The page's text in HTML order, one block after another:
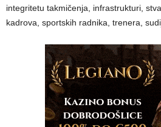
integritetu takmičenja, infrastrukturi,
kadrova, sportskih radnika, trenera,